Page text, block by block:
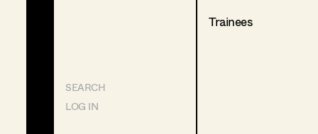
SEARCH
LOG IN
Trainees